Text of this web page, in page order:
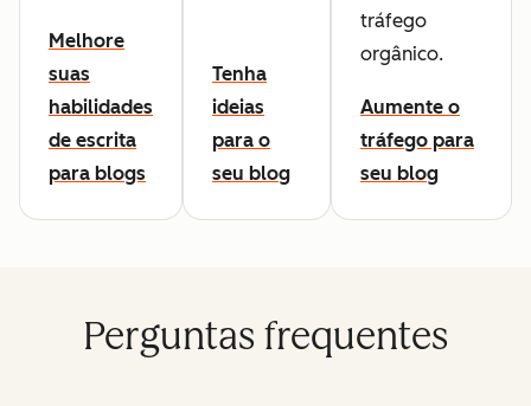
Melhore
suas
habilidades
de escrita
para blogs
Tenha
ideias
para o
seu blog
tráfego
orgânico.
Aumente o
tráfego para
seu blog
Perguntas frequentes